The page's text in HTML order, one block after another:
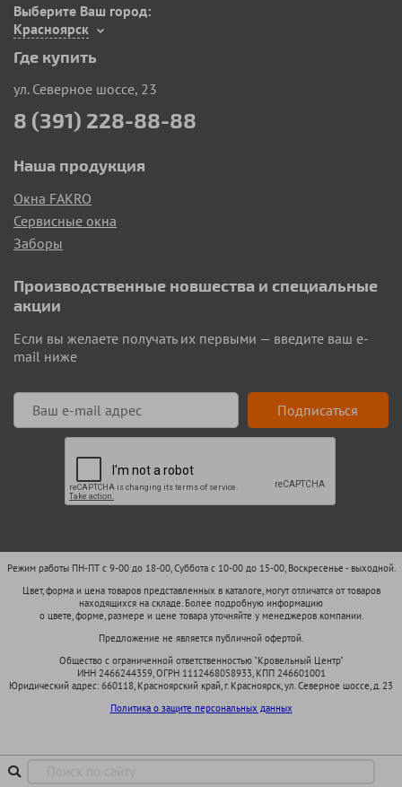
Выберите Ваш город:
Красноярск
Где купить
ул. Северное шоссе, 23
8 (391) 228-88-88
Наша продукция
Окна FAKRO
Сервисные окна
Заборы
Производственные новшества и специальные
акции
Если вы желаете получать их первыми — введите ваш e-
mail ниже
Подписаться
Режим работы ПН-ПТ с 9-00 до 18-00, Суббота с 10-00 до 15-00, Воскресенье - выходной.
Цвет, форма и цена товаров представленных в каталоге, могут отличатся от товаров
находящихся на складе. Более подробную информацию
о цвете, форме, размере и цене товара уточняйте у менеджеров компании.
Предложение не является публичной офертой.
Общество с ограниченной ответственностью "Кровельный Центр"
ИНН 2466244359, ОГРН 1112468058933, КПП 246601001
Юридический адрес: 660118, Красноярский край, г. Красноярск, ул. Северное шоссе, д. 23
Политика о защите персональных данных